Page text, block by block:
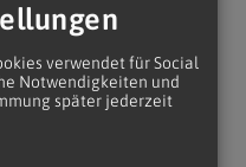
ab 15:30 Uhr in der
am 10. Dezember
um 16 Uhr in der
im Klinikum Schärding
-seelsorger sowie
zur
verwendet für Social
Notwendigkeiten und
später jederzeit